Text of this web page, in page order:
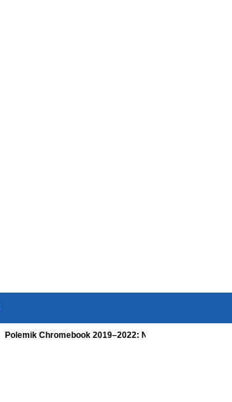
Polemik Chromebook 2019–2022: Nadiem Dipanggil,